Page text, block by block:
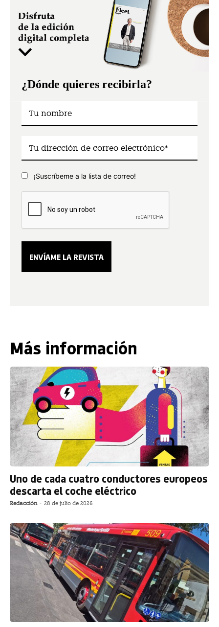
¿Dónde quieres recibirla?
¡Suscríbeme a la lista de correo!
Más información
Uno de cada cuatro conductores europeos
descarta el coche eléctrico
Redacción - 28 de julio de 2026